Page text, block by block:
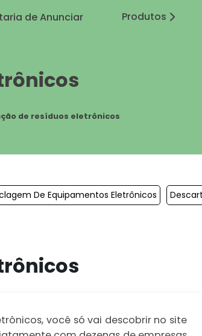
de Anunciar Produtos
de resíduos eletrônicos
De Equipamentos Eletrônicos
você só vai descobrir no site